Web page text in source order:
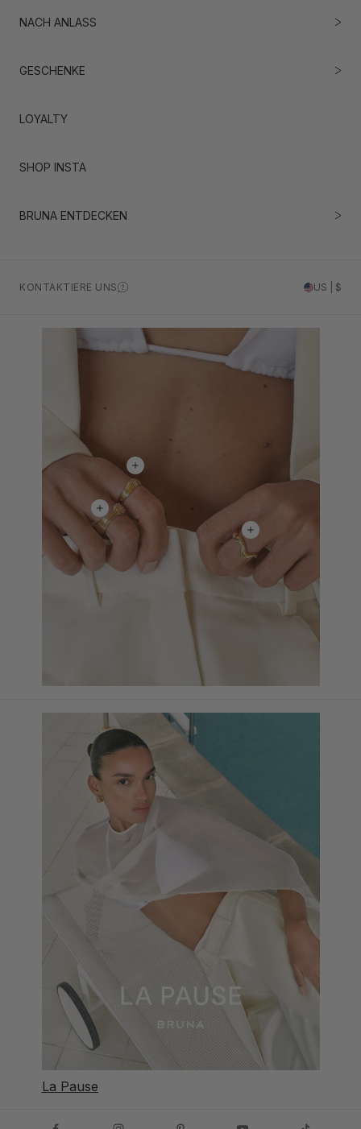
NACH ANLASS
GESCHENKE
LOYALTY
SHOP INSTA
BRUNA ENTDECKEN
KONTAKTIERE UNS US | $
La Pause